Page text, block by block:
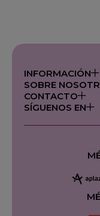
INFORMACIÓN
SOBRE
CONTACTO
SÍGUENOS EN